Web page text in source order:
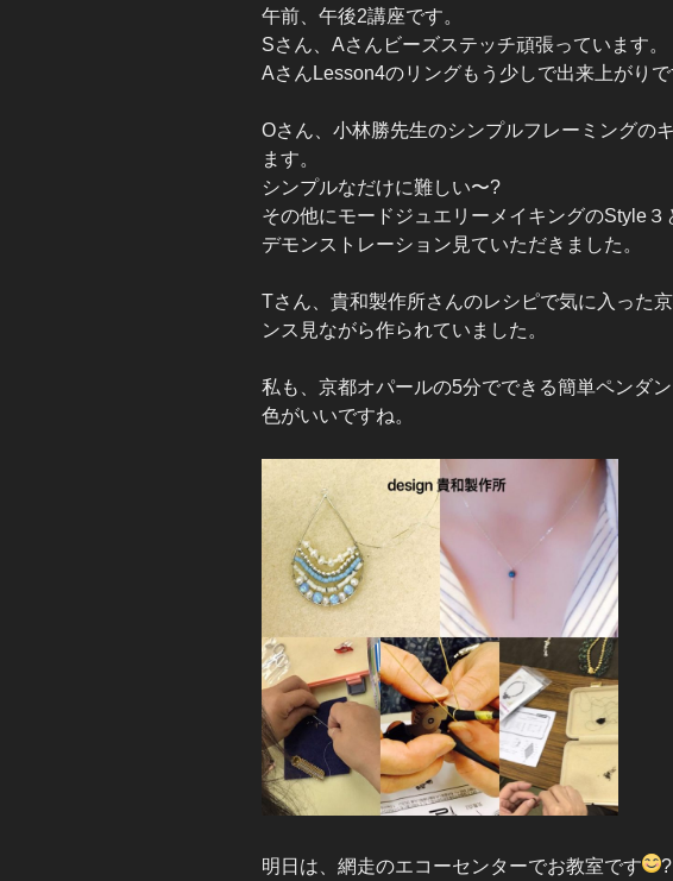
午前、午後2講座です。
Sさん、Aさんビーズステッチ頑張っています。
AさんLesson4のリングもう少しで出来上がりで
Oさん、小林勝先生のシンプルフレーミングの
ます。
シンプルなだけに難しい〜?
その他にモードジュエリーメイキングのStyle３
デモンストレーション見ていただきました。
Tさん、貴和製作所さんのレシピで気に入った
ンス見ながら作られていました。
私も、京都オパールの5分でできる簡単ペンダ
色がいいですね。
明日は、網走のエコーセンターでお教室です ?